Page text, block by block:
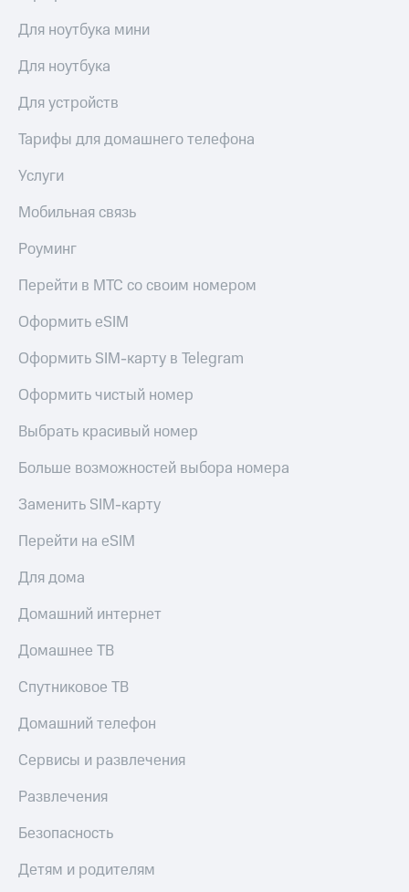
Для ноутбука мини
Для ноутбука
Для устройств
Тарифы для домашнего телефона
Услуги
Мобильная связь
Роуминг
Перейти в МТС со своим номером
Оформить eSIM
Оформить SIM-карту в Telegram
Оформить чистый номер
Выбрать красивый номер
Больше возможностей выбора номера
Заменить SIM-карту
Перейти на eSIM
Для дома
Домашний интернет
Домашнее ТВ
Спутниковое ТВ
Домашний телефон
Сервисы и развлечения
Развлечения
Безопасность
Детям и родителям